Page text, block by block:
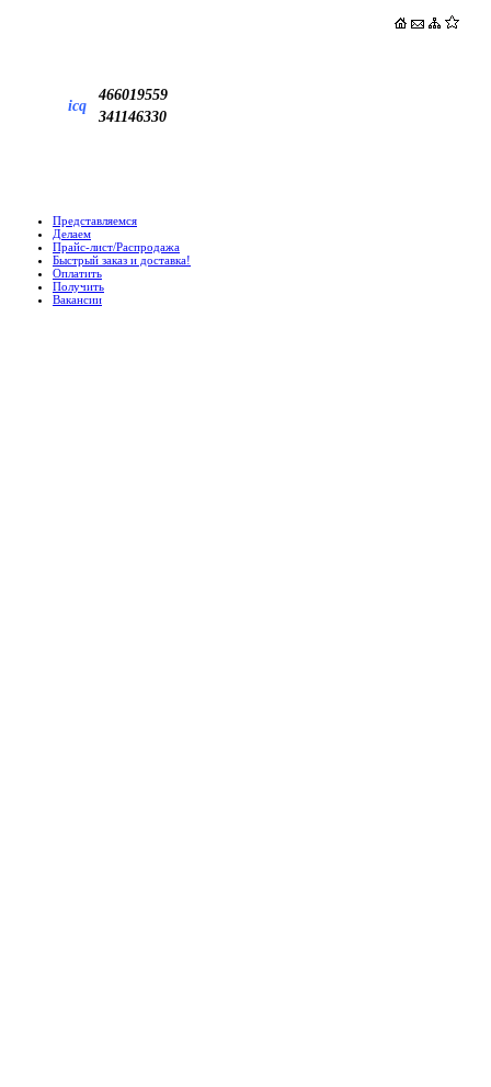
icq
466019559
341146330
Представляемся
Делаем
Прайс-лист/Распродажа
Быстрый заказ и доставка!
Оплатить
Получить
Вакансии